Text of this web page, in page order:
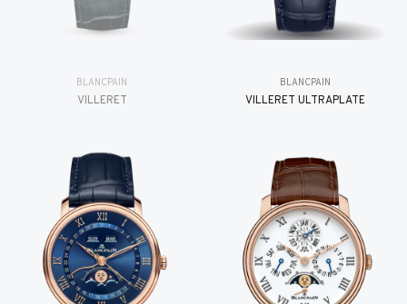
BLANCPAIN
VILLERET
BLANCPAIN
VILLERET ULTRAPLATE